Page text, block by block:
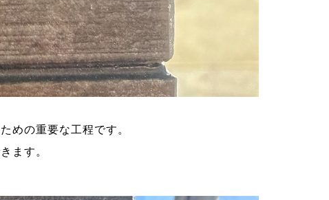
めの重要な工程です。
ます。